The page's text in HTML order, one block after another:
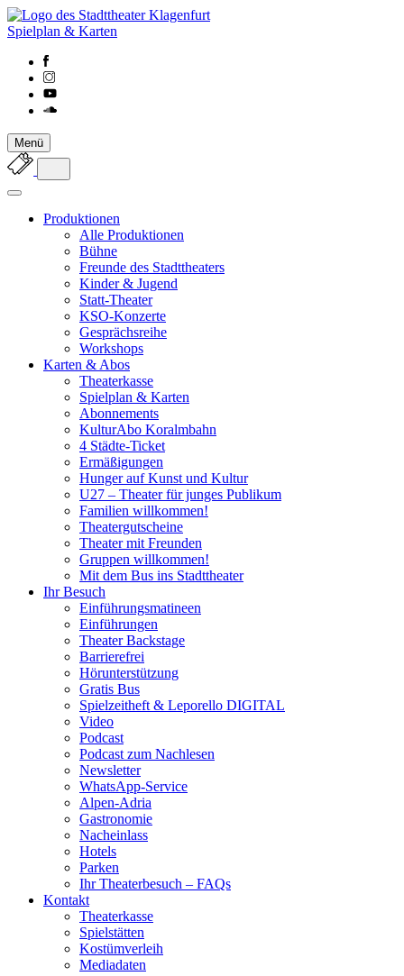
Spielplan & Karten
Menü
Produktionen
Alle Produktionen
Bühne
Freunde des Stadttheaters
Kinder & Jugend
Statt-Theater
KSO-Konzerte
Gesprächsreihe
Workshops
Karten & Abos
Theaterkasse
Spielplan & Karten
Abonnements
KulturAbo Koralmbahn
4 Städte-Ticket
Ermäßigungen
Hunger auf Kunst und Kultur
U27 – Theater für junges Publikum
Familien willkommen!
Theatergutscheine
Theater mit Freunden
Gruppen willkommen!
Mit dem Bus ins Stadttheater
Ihr Besuch
Einführungsmatineen
Einführungen
Theater Backstage
Barrierefrei
Hörunterstützung
Gratis Bus
Spielzeitheft & Leporello DIGITAL
Video
Podcast
Podcast zum Nachlesen
Newsletter
WhatsApp-Service
Alpen-Adria
Gastronomie
Nacheinlass
Hotels
Parken
Ihr Theaterbesuch – FAQs
Kontakt
Theaterkasse
Spielstätten
Kostümverleih
Mediadaten